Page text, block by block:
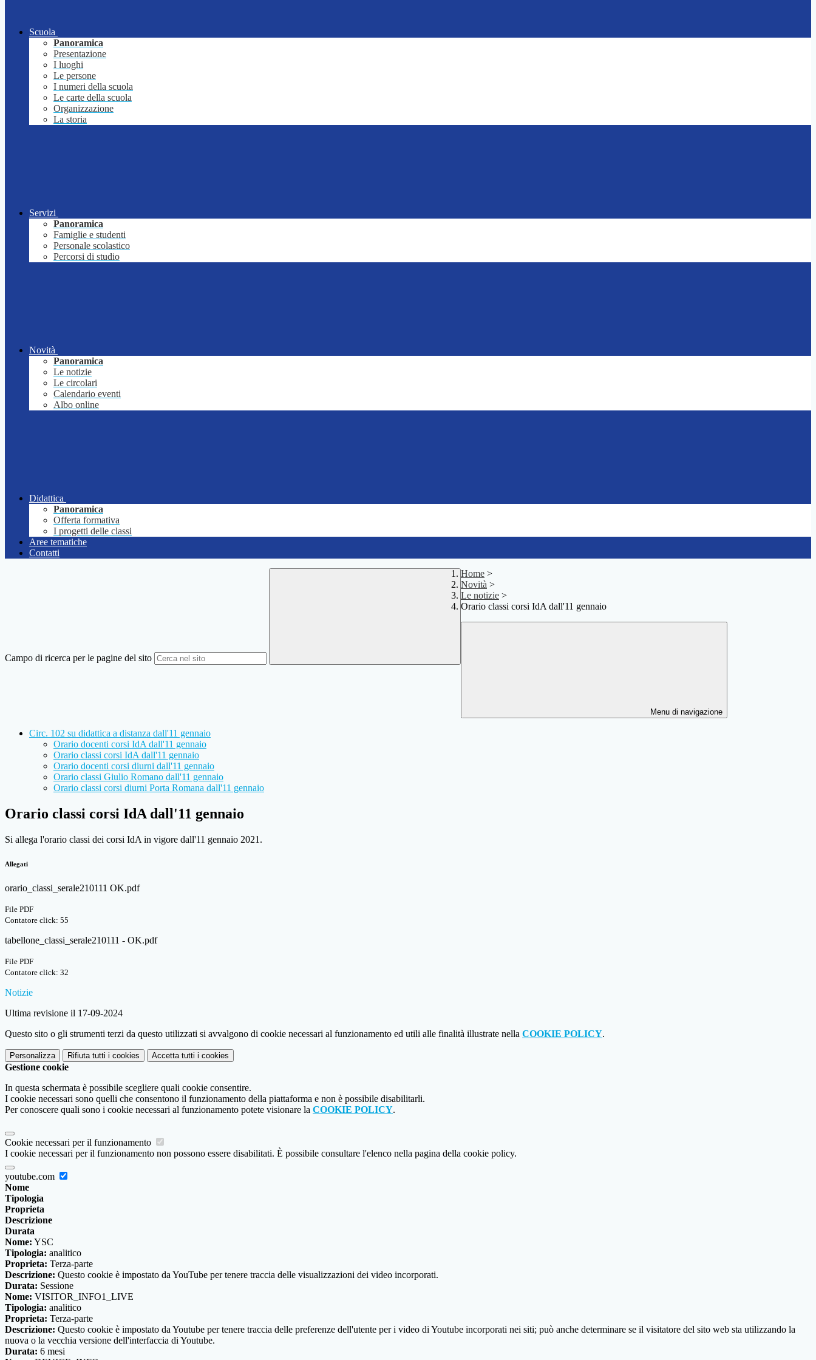
Scuola
Panoramica
Presentazione
I luoghi
Le persone
I numeri della scuola
Le carte della scuola
Organizzazione
La storia
Servizi
Panoramica
Famiglie e studenti
Personale scolastico
Percorsi di studio
Novità
Panoramica
Le notizie
Le circolari
Calendario eventi
Albo online
Didattica
Panoramica
Offerta formativa
I progetti delle classi
Aree tematiche
Contatti
Campo di ricerca per le pagine del sito
Home >
Novità >
Le notizie >
Orario classi corsi IdA dall'11 gennaio
Menu di navigazione
Circ. 102 su didattica a distanza dall'11 gennaio
Orario docenti corsi IdA dall'11 gennaio
Orario classi corsi IdA dall'11 gennaio
Orario docenti corsi diurni dall'11 gennaio
Orario classi Giulio Romano dall'11 gennaio
Orario classi corsi diurni Porta Romana dall'11 gennaio
Orario classi corsi IdA dall'11 gennaio
Si allega l'orario classi dei corsi IdA in vigore dall'11 gennaio 2021.
Allegati
orario_classi_serale210111 OK.pdf
File PDF
Contatore click: 55
tabellone_classi_serale210111 - OK.pdf
File PDF
Contatore click: 32
Notizie
Ultima revisione il 17-09-2024
Questo sito o gli strumenti terzi da questo utilizzati si avvalgono di cookie necessari al funzionamento ed utili alle finalità illustrate nella COOKIE POLICY.
Personalizza Rifiuta tutti i cookies Accetta tutti i cookies
Gestione cookie
In questa schermata è possibile scegliere quali cookie consentire.
I cookie necessari sono quelli che consentono il funzionamento della piattaforma e non è possibile disabilitarli.
Per conoscere quali sono i cookie necessari al funzionamento potete visionare la COOKIE POLICY.
Cookie necessari per il funzionamento
I cookie necessari per il funzionamento non possono essere disabilitati. È possibile consultare l'elenco nella pagina della cookie policy.
youtube.com
Nome
Tipologia
Proprieta
Descrizione
Durata
Nome: YSC
Tipologia: analitico
Proprieta: Terza-parte
Descrizione: Questo cookie è impostato da YouTube per tenere traccia delle visualizzazioni dei video incorporati.
Durata: Sessione
Nome: VISITOR_INFO1_LIVE
Tipologia: analitico
Proprieta: Terza-parte
Descrizione: Questo cookie è impostato da Youtube per tenere traccia delle preferenze dell'utente per i video di Youtube incorporati nei siti; può anche determinare se il visitatore del sito web sta utilizzando la
nuova o la vecchia versione dell'interfaccia di Youtube.
Durata: 6 mesi